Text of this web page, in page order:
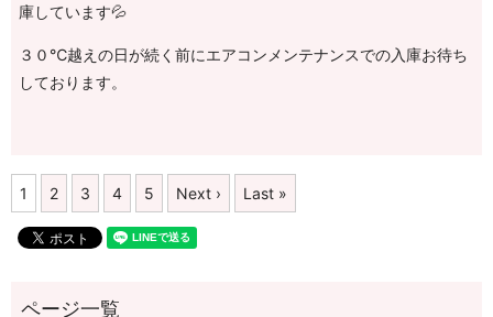
庫しています💦
３０℃越えの日が続く前にエアコンメンテナンスでの入庫お待ち
しております。
1 2 3 4 5 Next › Last »